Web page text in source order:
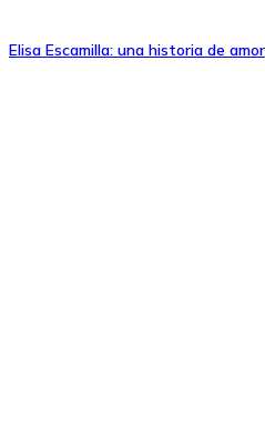
Elisa Escamilla: una historia de